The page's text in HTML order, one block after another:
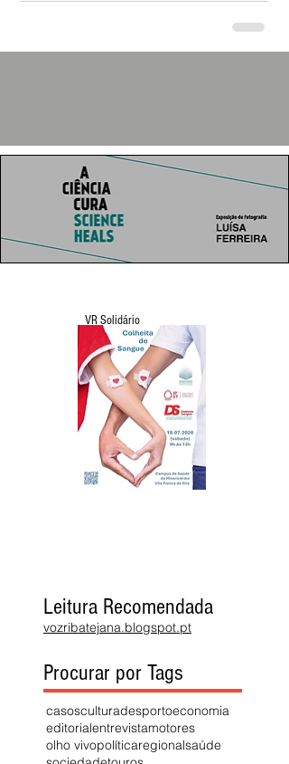
VR Solidário
Leitura Recomendada
vozribatejana.blogspot.pt
Procurar por Tags
casosculturadesportoeconomia
editorialentrevistamotores
olho vivopolíticaregionalsaúde